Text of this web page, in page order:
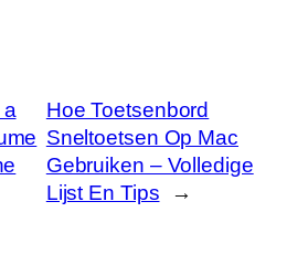
Hoe Toetsenbord
Sneltoetsen Op Mac
Gebruiken – Volledige
Lijst En Tips
→